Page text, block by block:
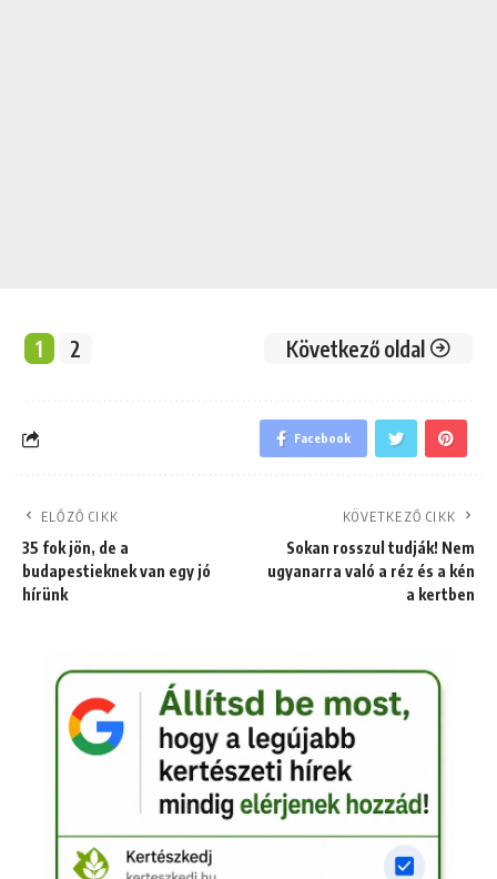
1 2 Következő oldal
Facebook
ELŐZŐ CIKK
35 fok jön, de a
budapestieknek van egy jó
hírünk
KÖVETKEZŐ CIKK
Sokan rosszul tudják! Nem
ugyanarra való a réz és a kén
a kertben